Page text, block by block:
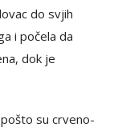
do svjih
i počela da
dok je
su crveno-